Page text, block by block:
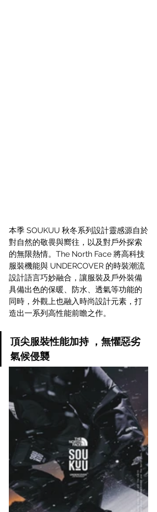
本季 SOUKUU 秋冬系列設計靈感源自於
對自然的敬畏與嚮往，以及對戶外探索
的無限熱情。The North Face 將高科技
服裝機能與 UNDERCOVER 的時裝潮流
設計語言巧妙融合，讓服裝及戶外裝備
具備出色的保暖、防水、透氣等功能的
同時，外觀上也融入時尚設計元素，打
造出一系列高性能前瞻之作。
頂尖服裝性能加持 ，無懼惡劣
氣候侵襲